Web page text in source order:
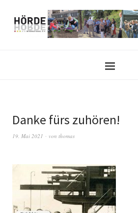
Danke fürs zuhören!
19. Mai 2021 von thomas